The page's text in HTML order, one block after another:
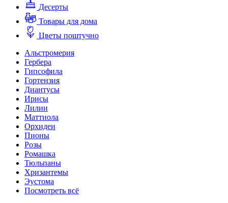
Десерты
Товары для дома
Цветы поштучно
Альстромерия
Гербера
Гипсофила
Гортензия
Диантусы
Ирисы
Лилии
Маттиола
Орхидеи
Пионы
Розы
Ромашка
Тюльпаны
Хризантемы
Эустома
Посмотреть всё